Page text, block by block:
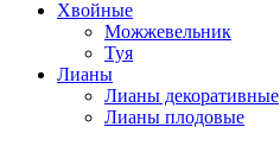
Хвойные
Можжевельник
Туя
Лианы
Лианы декоративные
Лианы плодовые